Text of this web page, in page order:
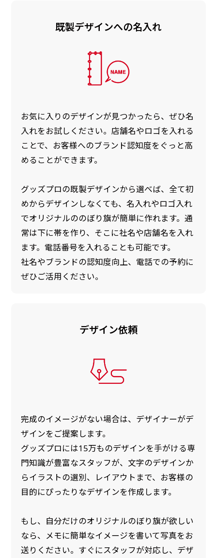
既製デザインへの名入れ
お気に入りのデザインが見つかったら、ぜひ名
入れをお試しください。店舗名やロゴを入れる
ことで、お客様へのブランド認知度をぐっと高
めることができます。
グッズプロの既製デザインから選べば、全て初
めからデザインしなくても、名入れやロゴ入れ
でオリジナルののぼり旗が簡単に作れます。通
常は下に帯を作り、そこに社名や店舗名を入れ
ます。電話番号を入れることも可能です。
社名やブランドの認知度向上、電話での予約に
ぜひご活用ください。
デザイン依頼
完成のイメージがない場合は、デザイナーがデ
ザインをご提案します。
グッズプロには15万ものデザインを手がける専
門知識が豊富なスタッフが、文字のデザインか
らイラストの選別、レイアウトまで、お客様の
目的にぴったりなデザインを作成します。
もし、自分だけのオリジナルのぼり旗が欲しい
なら、メモに簡単なイメージを書いて写真をお
送りください。すぐにスタッフが対応し、デザ
お急ぎ［ +330円 ］
お急ぎは翌営業日発送（基本12時締め切り)枚数
によって対応できない場合、ギリギリでも対応
できる場合もあります。防炎加工、トロピカル